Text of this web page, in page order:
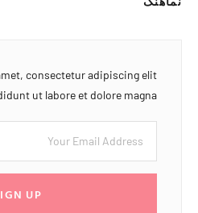
consectetur adipiscing elit
ut labore et dolore magna
UP